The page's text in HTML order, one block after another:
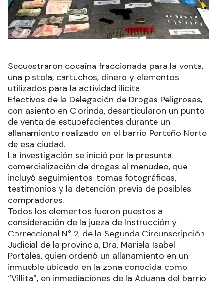
Secuestraron cocaína fraccionada para la venta,
una pistola, cartuchos, dinero y elementos
utilizados para la actividad ilícita
Efectivos de la Delegación de Drogas Peligrosas,
con asiento en Clorinda, desarticularon un punto
de venta de estupefacientes durante un
allanamiento realizado en el barrio Porteño Norte
de esa ciudad.
La investigación se inició por la presunta
comercialización de drogas al menudeo, que
incluyó seguimientos, tomas fotográficas,
testimonios y la detención previa de posibles
compradores.
Todos los elementos fueron puestos a
consideración de la jueza de Instrucción y
Correccional N° 2, de la Segunda Circunscripción
Judicial de la provincia, Dra. Mariela Isabel
Portales, quien ordenó un allanamiento en un
inmueble ubicado en la zona conocida como
“Villita”, en inmediaciones de la Aduana del barrio